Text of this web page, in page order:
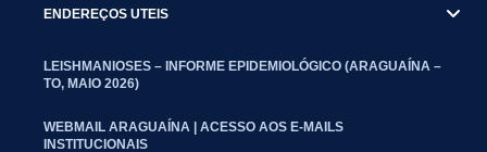
ENDEREÇOS UTEIS
LEISHMANIOSES – INFORME EPIDEMIOLÓGICO (ARAGUAÍNA –
TO, MAIO 2026)
WEBMAIL ARAGUAÍNA | ACESSO AOS E-MAILS
INSTITUCIONAIS